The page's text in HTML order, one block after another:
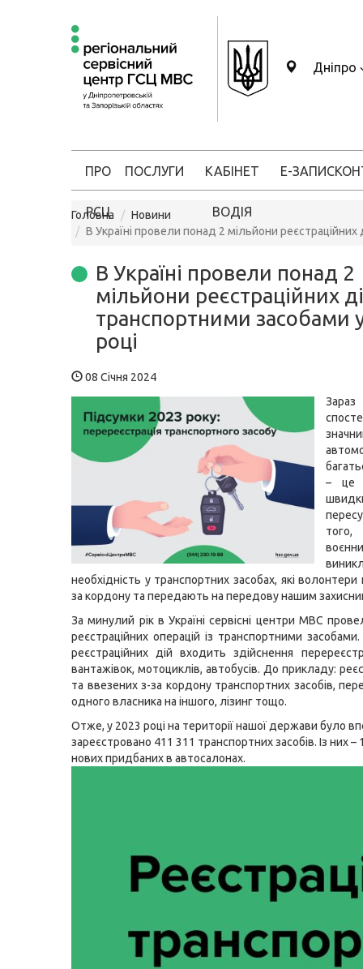
Дніпро
ПРО
РСЦ
ПОСЛУГИ КАБІНЕТ
ВОДІЯ
Е-ЗАПИС
Головна
Новини
В Україні провели понад 2 мільйони
В Україні провели понад 2
мільйони реєстраційних
транспортними засобами
році
08 Січня 2024
– це
того,
необхідність у транспортних засобах, які
за кордону та передають на передову нашим
За минулий рік в Україні сервісні центри МВС
реєстраційних операцій із транспортними
реєстраційних дій входить здійснення
вантажівок, мотоциклів, автобусів. До прикладу:
та ввезених з-за кордону транспортних засобів,
одного власника на іншого, лізинг тощо.
Отже, у 2023 році на території нашої держави було
зареєстровано 411 311 транспортних засобів. Із них –
нових придбаних в автосалонах.